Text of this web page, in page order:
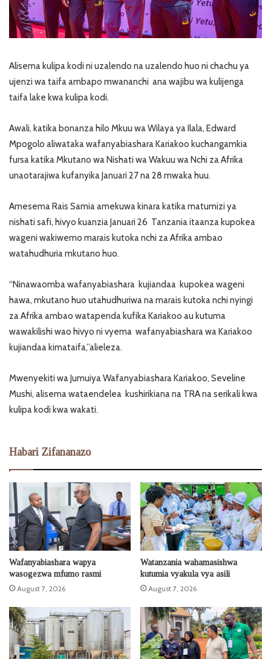
Alisema kulipa kodi ni uzalendo na uzalendo huo ni chachu ya
ujenzi wa taifa ambapo mwananchi ana wajibu wa kulijenga
taifa lake kwa kulipa kodi.
Awali, katika bonanza hilo Mkuu wa Wilaya ya Ilala, Edward
Mpogolo aliwataka wafanyabiashara Kariakoo kuchangamkia
fursa katika Mkutano wa Nishati wa Wakuu wa Nchi za Afrika
unaotarajiwa kufanyika Januari 27 na 28 mwaka huu.
Amesema Rais Samia amekuwa kinara katika matumizi ya
nishati safi, hivyo kuanzia Januari 26 Tanzania itaanza kupokea
wageni wakiwemo marais kutoka nchi za Afrika ambao
watahudhuria mkutano huo.
“Ninawaomba wafanyabiashara kujiandaa kupokea wageni
hawa, mkutano huo utahudhuriwa na marais kutoka nchi nyingi
za Afrika ambao watapenda kufika Kariakoo au kutuma
wawakilishi wao hivyo ni vyema wafanyabiashara wa Kariakoo
kujiandaa kimataifa,”alieleza.
Mwenyekiti wa Jumuiya Wafanyabiashara Kariakoo, Seveline
Mushi, alisema wataendelea kushirikiana na TRA na serikali kwa
kulipa kodi kwa wakati.
Habari Zifananazo
Wafanyabiashara wapya
wasogezwa mfumo rasmi
August 7, 2026
Watanzania wahamasishwa
kutumia vyakula vya asili
August 7, 2026